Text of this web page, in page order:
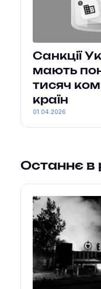
Санкції
мають
тисяч
країн
01.04.2026
Останнє в